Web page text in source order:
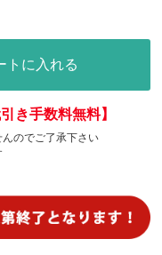
トに入れる
き手数料無料】
のでご了承下さい